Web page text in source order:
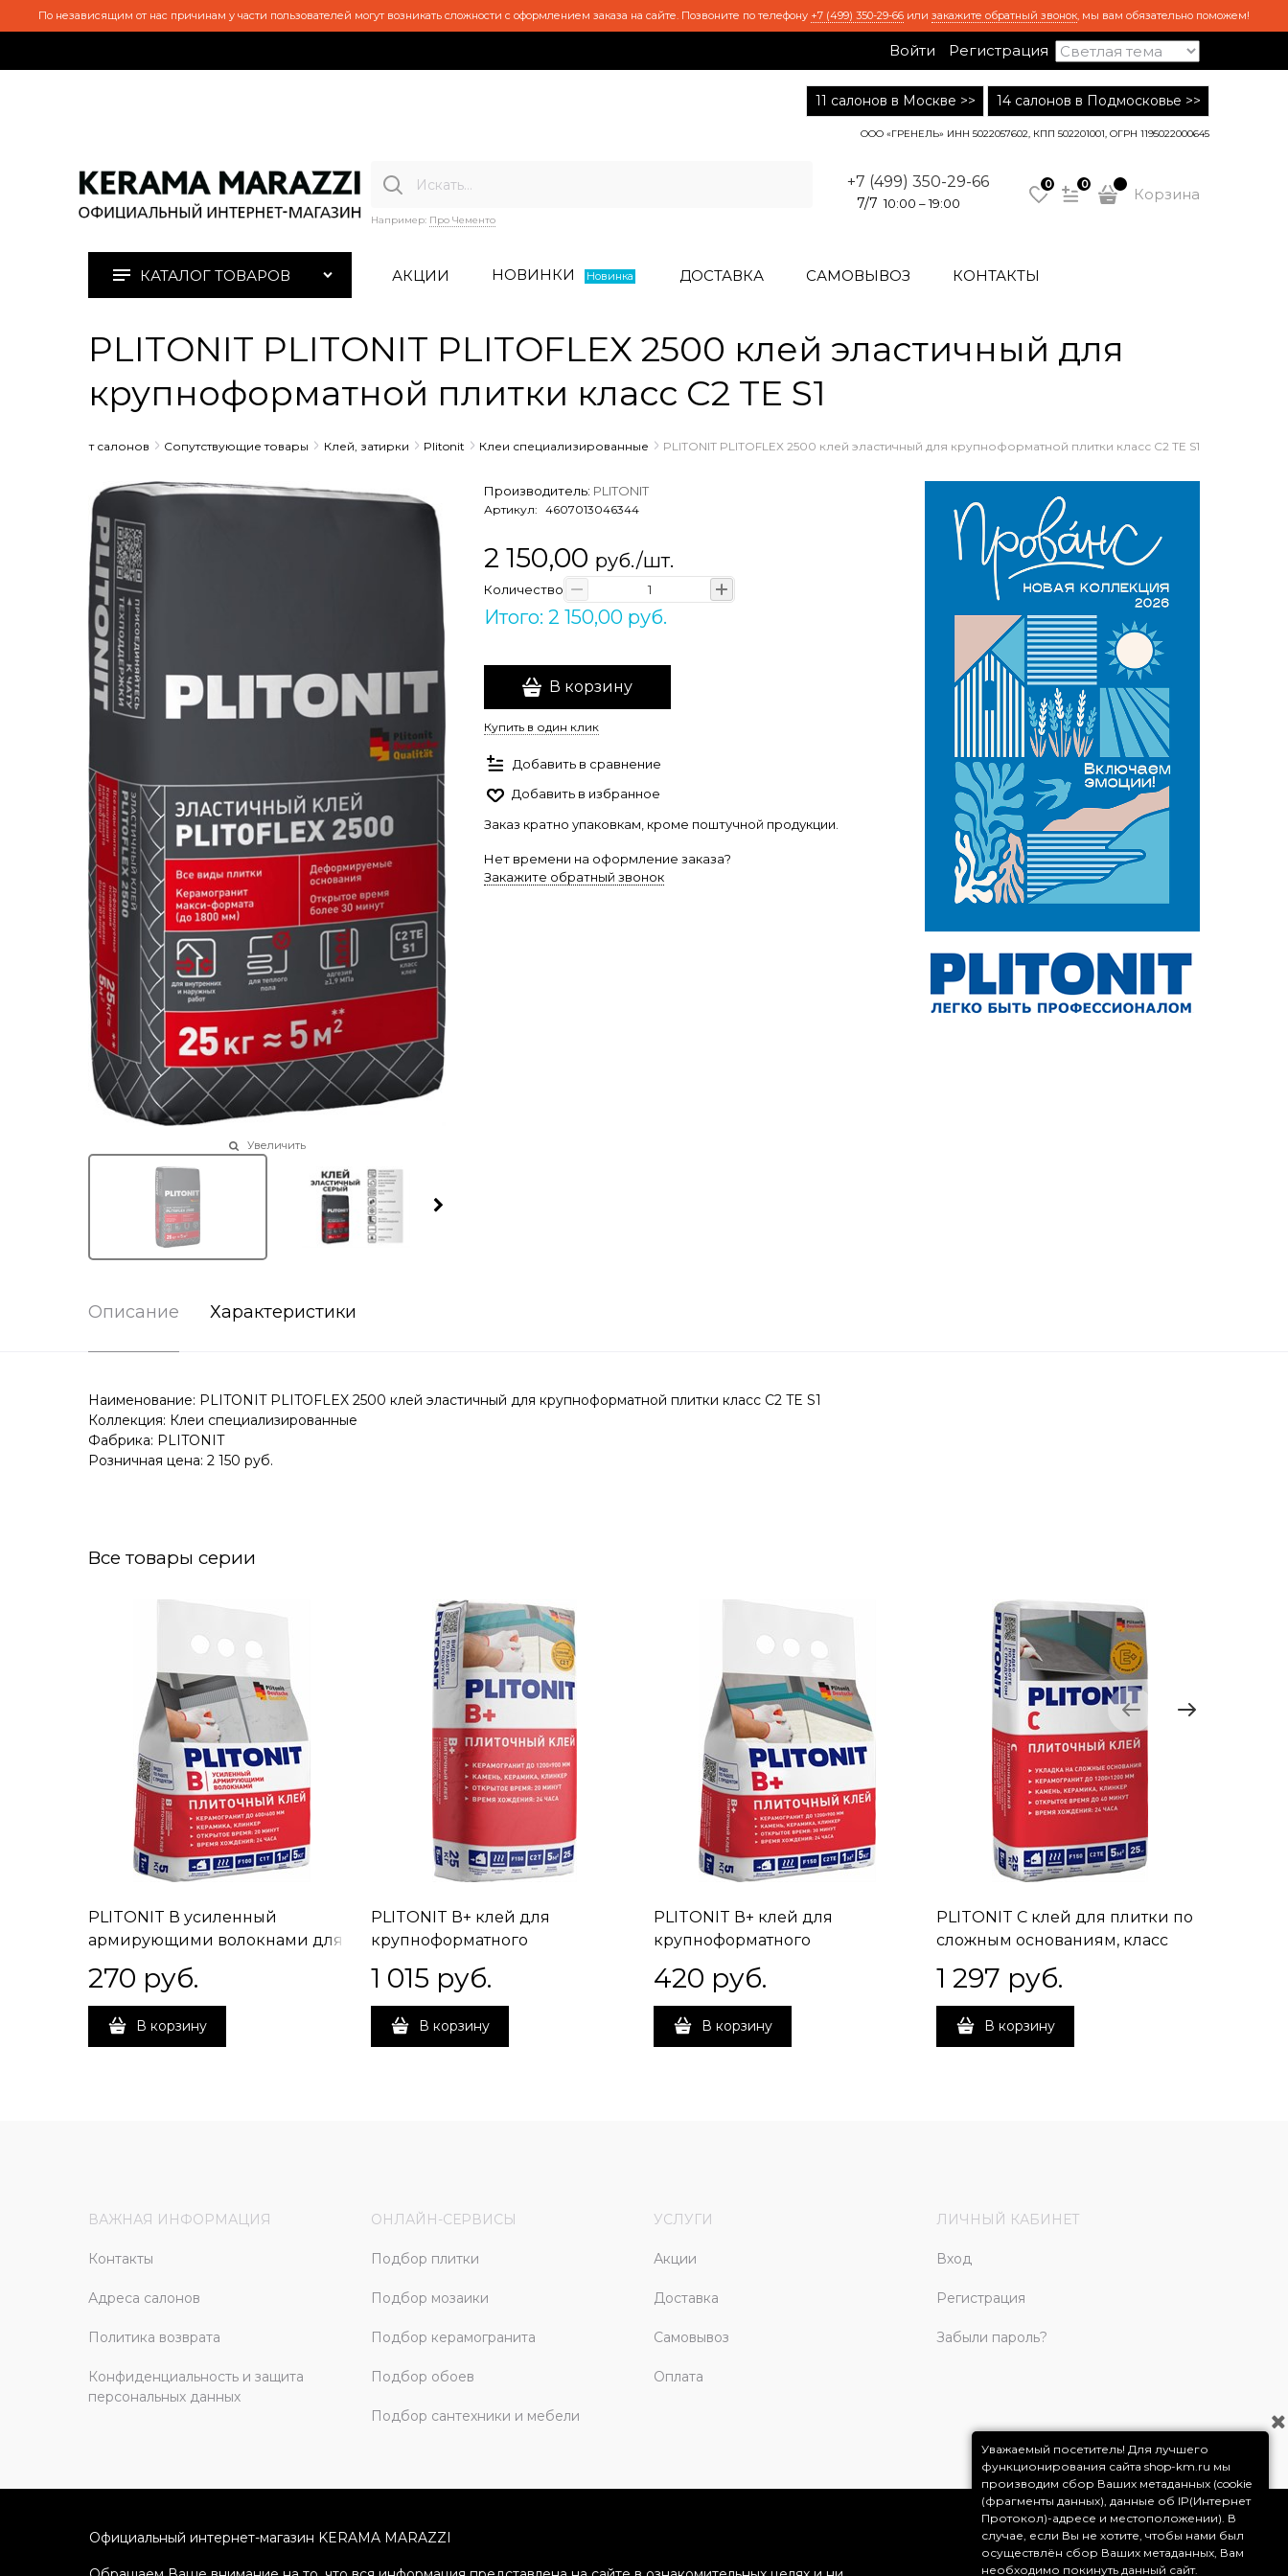
По независящим от нас причинам у части пользователей могут возникать сложности с оформлением заказа на сайте. Позвоните по телефону +7 (499) 350-29-66 или закажите обратный звонок, мы вам обязательно поможем!
Войти Регистрация
11 салонов в Москве >> 14 салонов в Подмосковье >>
ООО «ГРЕНЕЛЬ» ИНН 5022057602, КПП 502201001, ОГРН 1195022000645
Например: Про Чементо
+7 (499) 350-29-66
7/7 10:00 – 19:00
0 0
Корзина
КАТАЛОГ ТОВАРОВ АКЦИИ НОВИНКИ Новинка ДОСТАВКА САМОВЫВОЗ КОНТАКТЫ
PLITONIT PLITONIT PLITOFLEX 2500 клей эластичный для
крупноформатной плитки класс C2 TE S1
Ассортимент салонов Сопутствующие товары Клей, затирки Plitonit Клеи специализированные PLITONIT PLITOFLEX 2500 клей эластичный для крупноформатной плитки класс C2 TE S1
Увеличить
Производитель: PLITONIT
Артикул: 4607013046344
2 150,00 руб./шт.
Количество
Итого: 2 150,00 руб.
В корзину
Купить в один клик
Добавить в сравнение
Добавить в избранное
Заказ кратно упаковкам, кроме поштучной продукции.
Нет времени на оформление заказа?
Закажите обратный звонок
Описание Характеристики
Наименование: PLITONIT PLITOFLEX 2500 клей эластичный для крупноформатной плитки класс C2 TE S1
Коллекция: Клеи специализированные
Фабрика: PLITONIT
Розничная цена: 2 150 руб.
Все товары серии
PLITONIT В усиленный
армирующими волокнами для
керамогранитной и керамич
плитки, класс С1Т, 5 кг
270 руб.
В корзину
PLITONIT В+ клей для
крупноформатного
керамогранита и натурального
камня, 25 кг
1 015 руб.
В корзину
PLITONIT В+ клей для
крупноформатного
керамогранита и натурального
камня, 5 кг
420 руб.
В корзину
PLITONIT С клей для плитки по
сложным основаниям, класс
1 297 руб.
В корзину
ВАЖНАЯ ИНФОРМАЦИЯ
Контакты
Адреса салонов
Политика возврата
Конфиденциальность и защита
персональных данных
ОНЛАЙН-СЕРВИСЫ
Подбор плитки
Подбор мозаики
Подбор керамогранита
Подбор обоев
Подбор сантехники и мебели
УСЛУГИ
Акции
Доставка
Самовывоз
Оплата
ЛИЧНЫЙ КАБИНЕТ
Вход
Регистрация
Забыли пароль?
Официальный интернет-магазин KERAMA MARAZZI
Уважаемый посетитель! Для лучшего
функционирования сайта shop-km.ru мы
производим сбор Ваших метаданных (cookie
(фрагменты данных), данные об IP(Интернет
Протокол)-адресе и местоположении). В
случае, если Вы не хотите, чтобы нами был
осуществлён сбор Ваших метаданных, Вам
необходимо покинуть данный сайт.